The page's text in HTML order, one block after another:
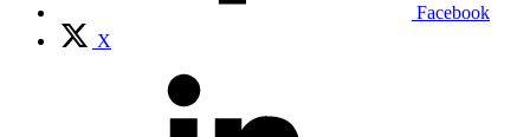
Facebook
X